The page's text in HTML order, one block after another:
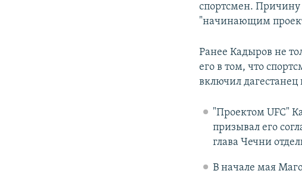
спортсмен. Причину
"начинающим
Ранее Кадыров не
его в том, что
включил дагестанец
"Проектом UFC"
призывал его
глава Чечни
В начале мая